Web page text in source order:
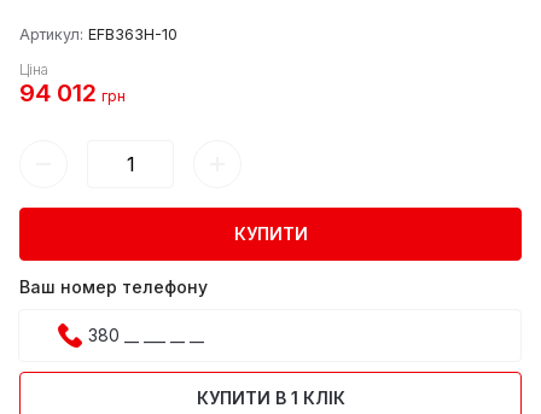
Артикул: EFB363H-10
Ціна
94 012 грн
КУПИТИ
Ваш номер телефону
КУПИТИ В 1 КЛІК